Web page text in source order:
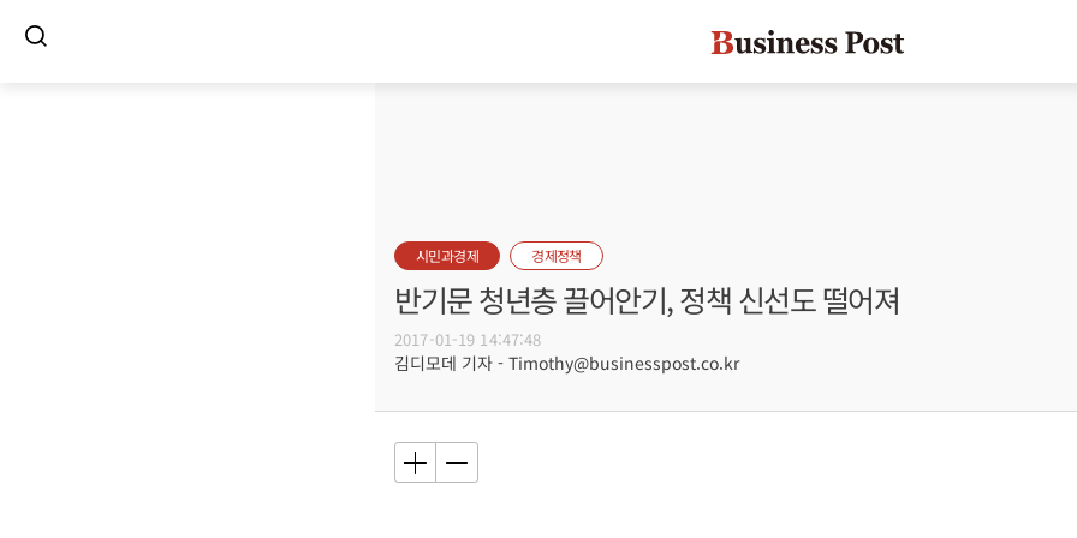
시민과경제 경제정책
반기문 청년층 끌어안기, 정책 신선도 떨어져
2017-01-19 14:47:48
김디모데 기자 - Timothy@businesspost.co.kr